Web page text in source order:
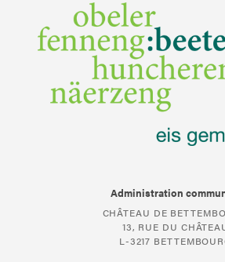
Administration
CHÂTEAU DE
13, RUE DU
L-3217